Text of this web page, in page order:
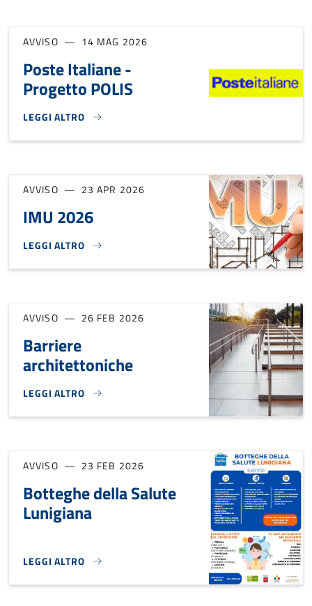
AVVISO 14 MAG 2026
Poste Italiane -
Progetto POLIS
LEGGI ALTRO
POSTE ITALIANE - PROGETTO POLIS}
AVVISO 23 APR 2026
IMU 2026
LEGGI ALTRO
IMU 2026}
AVVISO 26 FEB 2026
Barriere
architettoniche
LEGGI ALTRO
BARRIERE ARCHITETTONICHE}
AVVISO 23 FEB 2026
Botteghe della Salute
Lunigiana
LEGGI ALTRO
BOTTEGHE DELLA SALUTE LUNIGIANA }